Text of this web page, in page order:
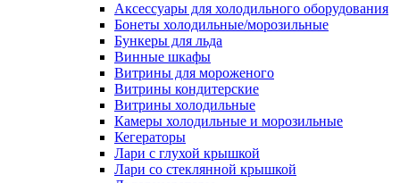
Аксессуары для холодильного оборудования
Бонеты холодильные/морозильные
Бункеры для льда
Винные шкафы
Витрины для мороженого
Витрины кондитерские
Витрины холодильные
Камеры холодильные и морозильные
Кегераторы
Лари с глухой крышкой
Лари со стеклянной крышкой